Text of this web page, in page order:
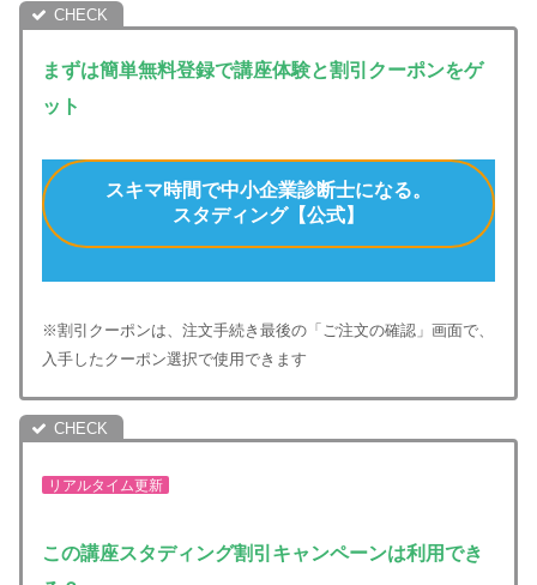
まずは簡単無料登録で講座体験と割引クーポンをゲ
ット
スキマ時間で中小企業診断士になる。
スタディング【公式】
※割引クーポンは、注文手続き最後の「ご注文の確認」画面で、
入手したクーポン選択で使用できます
リアルタイム更新
この講座スタディング割引キャンペーンは利用でき